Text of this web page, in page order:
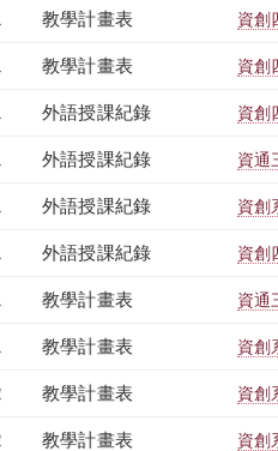
教學計畫表 資創
教學計畫表 資創
外語授課紀錄 資創
外語授課紀錄 資通
外語授課紀錄 資創
外語授課紀錄 資創
教學計畫表 資通
教學計畫表 資創
教學計畫表 資創
教學計畫表 資創